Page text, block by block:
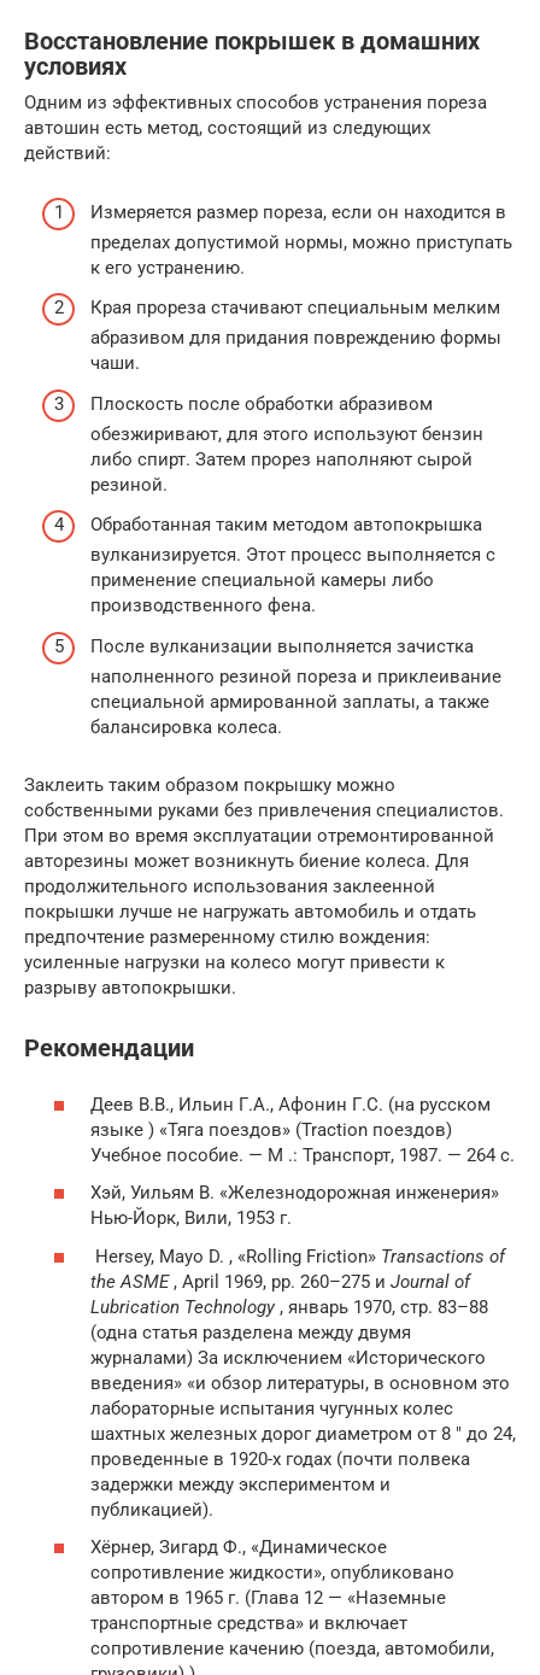
Восстановление покрышек в домашних
условиях
Одним из эффективных способов устранения пореза
автошин есть метод, состоящий из следующих
действий:
Измеряется размер пореза, если он находится в
пределах допустимой нормы, можно приступать
к его устранению.
Края прореза стачивают специальным мелким
абразивом для придания повреждению формы
чаши.
Плоскость после обработки абразивом
обезжиривают, для этого используют бензин
либо спирт. Затем прорез наполняют сырой
резиной.
Обработанная таким методом автопокрышка
вулканизируется. Этот процесс выполняется с
применение специальной камеры либо
производственного фена.
После вулканизации выполняется зачистка
наполненного резиной пореза и приклеивание
специальной армированной заплаты, а также
балансировка колеса.
Заклеить таким образом покрышку можно
собственными руками без привлечения специалистов.
При этом во время эксплуатации отремонтированной
авторезины может возникнуть биение колеса. Для
продолжительного использования заклеенной
покрышки лучше не нагружать автомобиль и отдать
предпочтение размеренному стилю вождения:
усиленные нагрузки на колесо могут привести к
разрыву автопокрышки.
Рекомендации
Деев В.В., Ильин Г.А., Афонин Г.С. (на русском
языке ) «Тяга поездов» (Traction поездов)
Учебное пособие. — М .: Транспорт, 1987. — 264 с.
Хэй, Уильям В. «Железнодорожная инженерия»
Нью-Йорк, Вили, 1953 г.
Hersey, Mayo D. , «Rolling Friction» Transactions of
the ASME, April 1969, pp. 260–275 и Journal of
Lubrication Technology, январь 1970, стр. 83–88
(одна статья разделена между двумя
журналами) За исключением «Исторического
введения» «и обзор литературы, в основном это
лабораторные испытания чугунных колес
шахтных железных дорог диаметром от 8 ″ до 24,
проведенные в 1920-х годах (почти полвека
задержки между экспериментом и
публикацией).
Хёрнер, Зигард Ф., «Динамическое
сопротивление жидкости», опубликовано
автором в 1965 г. (Глава 12 — «Наземные
транспортные средства» и включает
сопротивление качению (поезда, автомобили,